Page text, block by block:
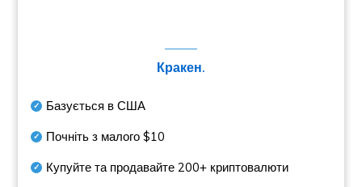
Кракен.
Базується в США
Почніть з малого$10
Купуйте та продавайте200+ криптовалюти